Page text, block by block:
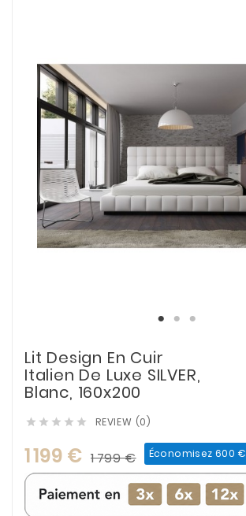
Lit Design En Cuir
Italien De Luxe SILVER,
Blanc, 160x200
     REVIEW (0)
1 199 € 1 799 € Économisez 600 €